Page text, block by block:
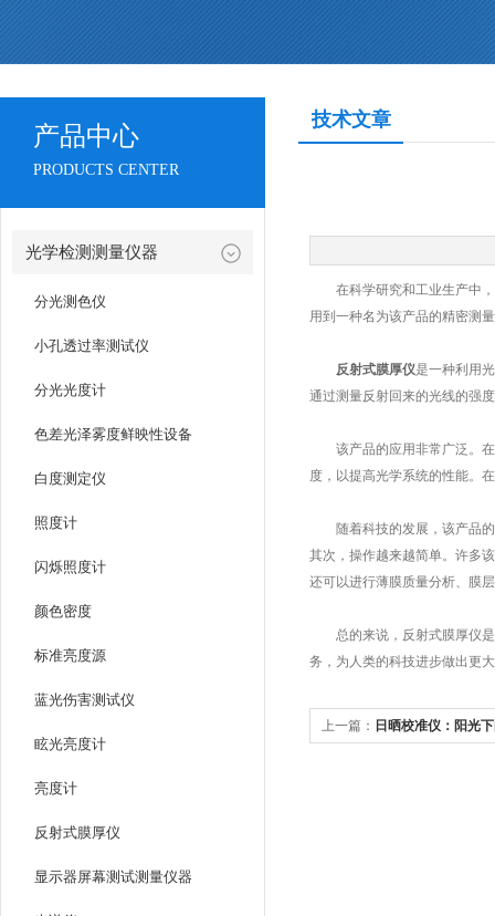
产品中心
PRODUCTS CENTER
光学检测测量仪器
分光测色仪
小孔透过率测试仪
分光光度计
色差光泽雾度鲜映性设备
白度测定仪
照度计
闪烁照度计
颜色密度
标准亮度源
蓝光伤害测试仪
眩光亮度计
亮度计
反射式膜厚仪
显示器屏幕测试测量仪器
技术文章
在科学研究和工业生产中，
用到一种名为该产品的精密测
反射式膜厚仪是一种利用
通过测量反射回来的光线的强
该产品的应用非常广泛。在
度，以提高光学系统的性能。
随着科技的发展，该产品的
其次，操作越来越简单。许多
还可以进行薄膜质量分析、膜
总的来说，反射式膜厚仪是
务，为人类的科技进步做出更
上一篇： 日晒校准仪：阳光